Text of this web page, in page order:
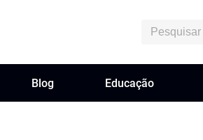
Blog Educação